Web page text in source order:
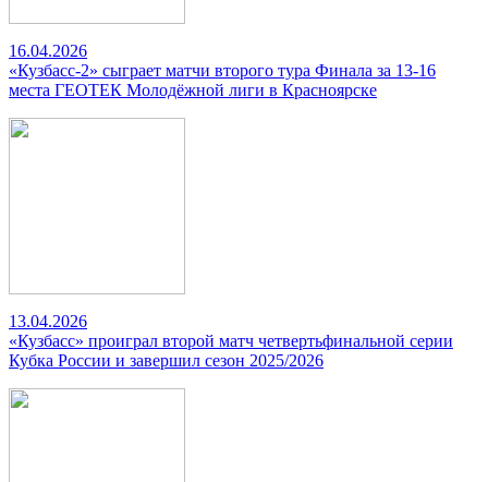
16.04.2026
«Кузбасс-2» сыграет матчи второго тура Финала за 13-16
места ГЕОТЕК Молодёжной лиги в Красноярске
13.04.2026
«Кузбасс» проиграл второй матч четвертьфинальной серии
Кубка России и завершил сезон 2025/2026